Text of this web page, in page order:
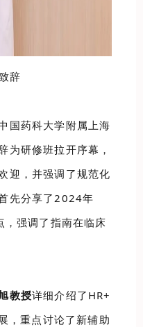
辞
国药科大学附属上海
为研修班拉开序幕，
迎，并强调了规范化
先分享了2024年
，强调了指南在临床
教授详细介绍了HR+
，重点讨论了新辅助